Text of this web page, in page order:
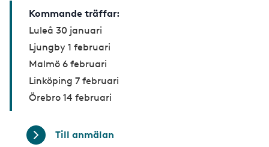
Kommande träffar:
Luleå 30 januari
Ljungby 1 februari
Malmö 6 februari
Linköping 7 februari
Örebro 14 februari
Till anmälan